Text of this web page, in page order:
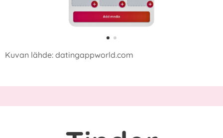
Kuvan lähde: datingappworld.com